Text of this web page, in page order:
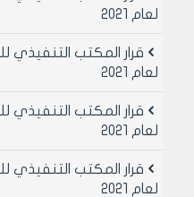
لعام 2021
لعام 2021
لعام 2021
لعام 2021